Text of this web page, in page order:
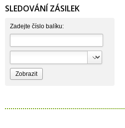
Bio-repel
Bioclean
Biolit
BIOM s.r.o.
Bioprospect
Bispol
Blue Stratos
BlueSun
Bolton
SLEDOVÁNÍ ZÁSILEK
Zadejte číslo balíku: